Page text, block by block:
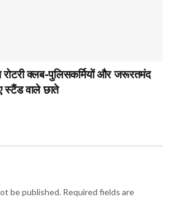
रोटरी क्लब-पुलिसकर्मियों और जरूरतमंद
स्टैंड वाले छाते
be published. Required fields are